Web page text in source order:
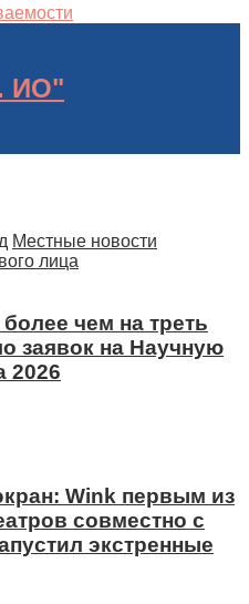
Местные новости
лица
чем на треть
заявок на Научную
2026
Wink первым из
совместно с
экстренные